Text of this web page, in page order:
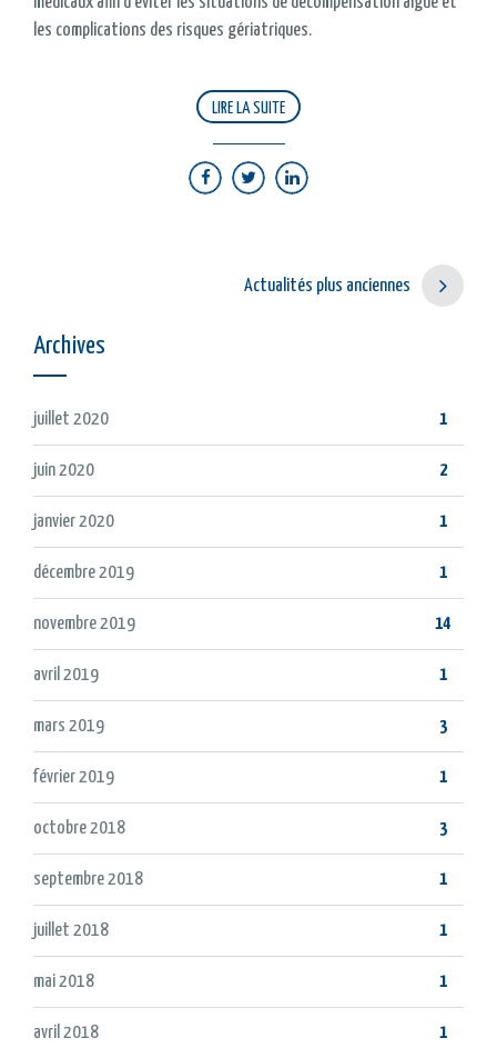
les complications des risques gériatriques.
LIRE LA SUITE
Actualités plus anciennes
Archives
juillet 2020 1
juin 2020 2
janvier 2020 1
décembre 2019 1
novembre 2019 14
avril 2019 1
mars 2019 3
février 2019 1
octobre 2018 3
septembre 2018 1
juillet 2018 1
mai 2018 1
avril 2018 1